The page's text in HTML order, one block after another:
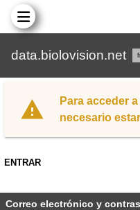
data.biolovision.net
Para acceder
necesario
ENTRAR
Correo electrónico y